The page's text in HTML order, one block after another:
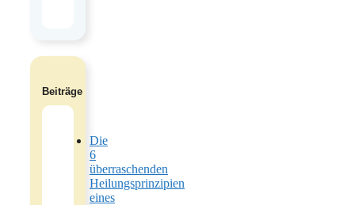
Beiträge
Die
6
überraschenden
Heilungsprinzipien
eines